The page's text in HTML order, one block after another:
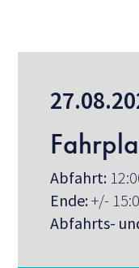
Abfahrt:
Ende:+/-
Abfahrts-